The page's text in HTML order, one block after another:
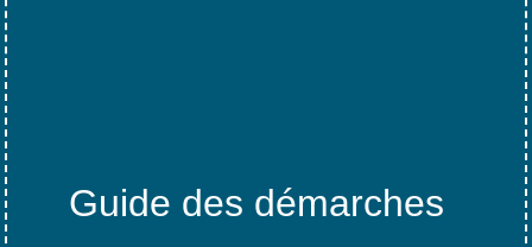
Guide des démarches